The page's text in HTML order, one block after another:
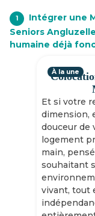
1
Intégrer une
Seniors
humaine déjà
Et si votre
dimension,
douceur de
logement
main,
souhaitant
vivant, tout
À la une